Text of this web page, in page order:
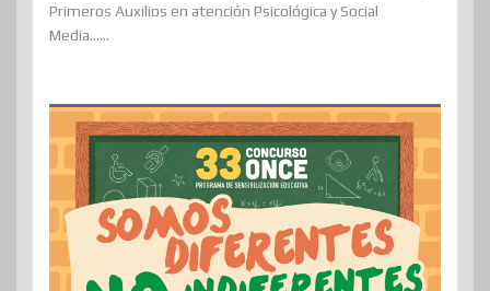
Primeros Auxilios en atención Psicológica y Social
Media......